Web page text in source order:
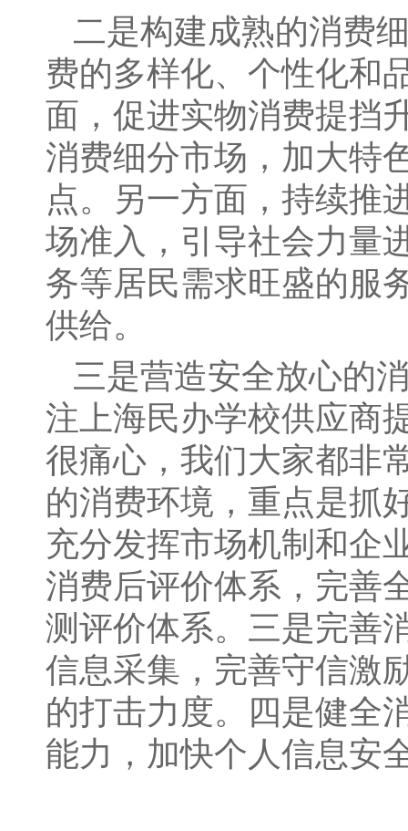
二是构建成熟的消费
费的多样化、个性化和
面，促进实物消费提挡
消费细分市场，加大特
点。另一方面，持续推
场准入，引导社会力量
务等居民需求旺盛的服
供给。
三是营造安全放心的
注上海民办学校供应商
很痛心，我们大家都非
的消费环境，重点是抓
充分发挥市场机制和企
消费后评价体系，完善
测评价体系。三是完善
信息采集，完善守信激
的打击力度。四是健全
能力，加快个人信息安